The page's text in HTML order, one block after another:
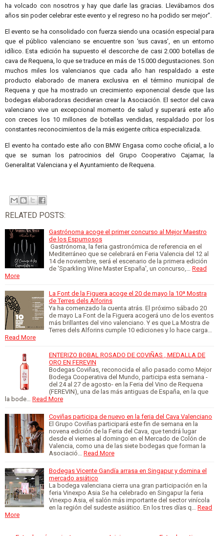
ha volcado con nosotros y hay que darle las gracias. Llevábamos dos
años sin poder celebrar este evento y el regreso no ha podido ser mejor”.
El evento se ha consolidado con fuerza siendo una ocasión especial para
que el público valenciano se encuentre son ‘sus cavas’, en un entorno
idílico. Esta edición ha supuesto el descorche de casi 2.000 botellas de
cava de Requena, lo que se traduce en más de 15.000 degustaciones. Son
muchos miles los valencianos que cada año han respaldado a este
producto elaborado de manera exclusiva en el término municipal de
Requena y que ha mostrado un crecimiento exponencial desde que las
bodegas elaboradoras decidieran crear la Asociación. El sector del cava
valenciano vive un excepcional momento de salud y superará este año
con creces los 10 millones de botellas vendidas, respaldado por los
constantes reconocimientos de la más exigente crítica especializada.
El evento ha contado este año con BMW Engasa como coche oficial, a lo
que se suman los patrocinios del Grupo Cooperativo Cajamar, la
Generalitat Valenciana y el Ayuntamiento de Requena.
RELATED POSTS:
Gastrónoma acoge el primer concurso al Mejor Maestro
de los Espumosos
Gastrónoma, la feria gastronómica de referencia en el
Mediterráneo que se celebrará en Feria Valencia del 12 al
14 de noviembre, será el escenario de la primera edición
de 'Sparkling Wine Master España', un concurso,… Read
More
La Font de la Figuera acoge el 20 de mayo la 10ª Mostra
de Terres dels Alforins
Ya ha comenzado la cuenta atrás. El próximo sábado 20
de mayo La Font de la Figuera acogerá uno de los eventos
más brillantes del vino valenciano. Y es que La Mostra de
Terres dels Alforins cumple 10 ediciones y lo hace carga…
Read More
ENTERIZO BOBAL ROSADO DE COVIÑAS , MEDALLA DE
ORO EN FEREVIN
Bodegas Coviñas, reconocida el año pasado como Mejor
Bodega Cooperativa del Mundo, participa esta semana -
del 24 al 27 de agosto- en la Feria del Vino de Requena
(FEREVIN), una de las más antiguas de España, en la que
la bode… Read More
Coviñas participa de nuevo en la feria del Cava Valenciano
El Grupo Coviñas participará este fin de semana en la
novena edición de la Feria del Cava, que tendrá lugar
desde el viernes al domingo en el Mercado de Colón de
Valencia, como una de las siete bodegas que forman la
Asociació… Read More
Bodegas Vicente Gandía arrasa en Singapur y domina el
mercado asiático
La bodega valenciana cierra una gran participación en la
feria Vinexpo Asia Se ha celebrado en Singapur la feria
Vinexpo Asia, el salón más importante del sector vinícola
en la región del sudeste asiático. En los tres días q… Read
More